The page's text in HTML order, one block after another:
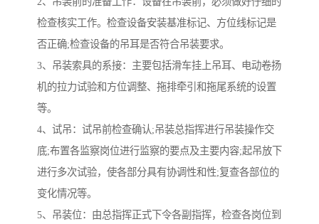
检查核实工作。检查设备安装基准标记、方位线标记是
否正确;检查设备的吊耳是否符合吊装要求。
3、吊装索具的系接：主要包括滑车挂上吊耳、电动卷扬
机的拉力试验和方位调整、拖排牵引和拖尾系统的设置
等。
4、试吊：试吊前检查确认;吊装总指挥进行吊装操作交
底;布置各监察岗位进行监察的要点及主要内容;起吊放下
进行多次试验，使各部分具有协调性和性;复查各部位的
变化情况等。
5、吊装位：由总指挥正式下令各副指挥，检查各岗位到